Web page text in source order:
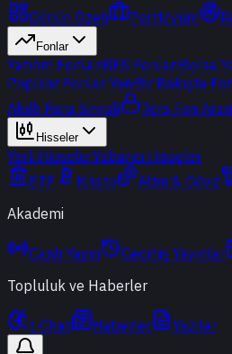
Günün Özeti Portföyüm
Fonlar
Yatırım FonlarıBES FonlarıBorsa
Popüler Fonlar YeniBir Bakışta
Akıllı Para Sinyali
Ters Fon
Hisseler
Yerli HisselerYabancı Hisseler
ETF
Kripto Altın & Döviz
Akademi
Canlı Yayın Geçmiş Yayınlar
Topluluk ve Haberler
t-Chat Haberler Yazılar